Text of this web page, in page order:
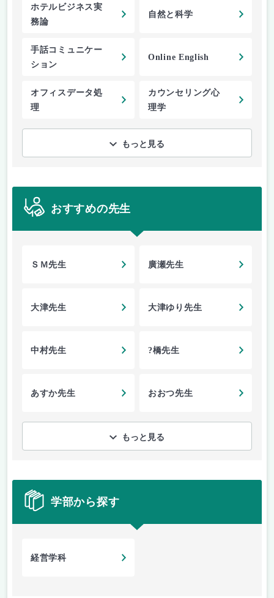
ホテルビジネス実
務論
自然と科学
手話コミュニケー
ション
Online English
オフィスデータ処
理
カウンセリング心
理学
もっと見る
おすすめの先生
ＳＭ先生 廣瀬先生
大津先生 大津ゆり先生
中村先生 ?橋先生
あすか先生 おおつ先生
もっと見る
学部から探す
経営学科